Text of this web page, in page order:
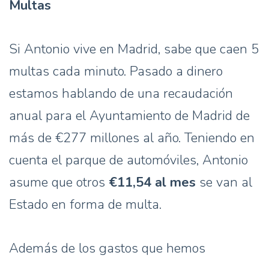
Multas
Si Antonio vive en Madrid, sabe que caen 5
multas cada minuto. Pasado a dinero
estamos hablando de una recaudación
anual para el Ayuntamiento de Madrid de
más de €277 millones al año. Teniendo en
cuenta el parque de automóviles, Antonio
asume que otros €11,54 al mes se van al
Estado en forma de multa.
Además de los gastos que hemos